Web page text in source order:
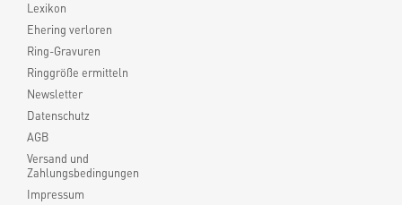
Lexikon
Ehering verloren
Ring-Gravuren
Ringgröße ermitteln
Newsletter
Datenschutz
AGB
Versand und
Zahlungsbedingungen
Impressum